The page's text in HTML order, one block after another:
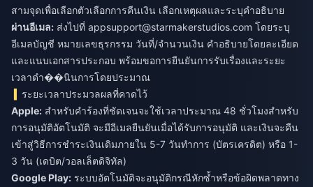
สามจุดเพื่อเลือกตัวเลือกการคืนเงิน เลือกเหตุผลและระบุคำอธิบาย
ผ่านอีเมล: ส่งไปที่ appsupport@starmakerstudios.com โดยระบุ
อีเมลบัญชี หมายเลขธุรกรรม วันที่/จำนวนเงิน คำอธิบายโดยละเอียด
และแนบเอกสารประกอบ พร้อมขอการยืนยันการรับเรื่องและระยะ
เวลาดำ��นินการโดยประมาณ
ระยะเวลาประมวลผลที่คาดไว้
Apple: สำหรับคำร้องที่ชัดเจนจะใช้เวลาประมาณ 48 ชั่วโมงสำหรับ
การอนุมัติอัตโนมัติ จะมีอีเมลยืนยันเมื่อได้รับการอนุมัติ และเงินจะคืน
เข้าสู่วิธีการชำระเงินเดิมภายใน 5-7 วันทำการ (บัตรเครดิต) หรือ 1-
3 วัน (เดบิต/วอลเล็ตดิจิทัล)
Google Play: ระบบอัตโนมัติจะอนุมัติกรณีหักซ้ำหรือข้อผิดพลาดทาง